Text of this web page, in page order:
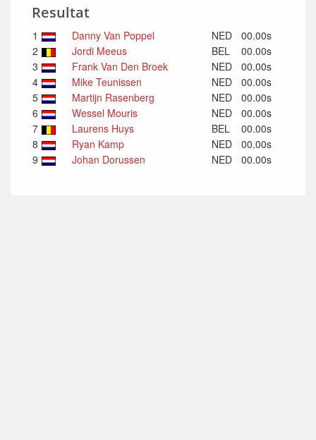
Resultat
1 Danny Van Poppel NED
00.00s
2
Jordi Meeus BEL
00.00s
3
Frank Van Den Broek NED
00.00s
4
Mike Teunissen NED
00.00s
5
Martijn Rasenberg NED
00.00s
6
Wessel Mouris NED
00.00s
7
Laurens Huys BEL
00.00s
8
Ryan Kamp NED
00.00s
9
Johan Dorussen NED 00.00s